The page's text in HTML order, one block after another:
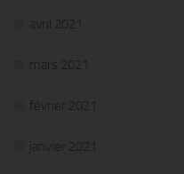
avril 2021
mars 2021
février 2021
janvier 2021